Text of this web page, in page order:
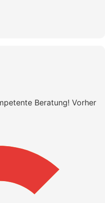
Beratung! Vorher